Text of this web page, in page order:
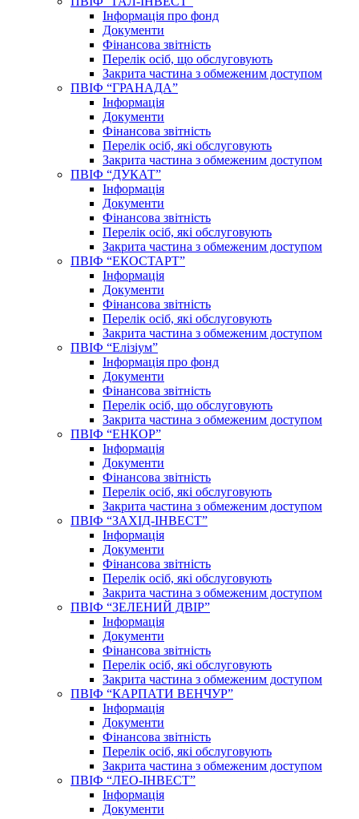
Інформація про фонд
Документи
Фінансова звітність
Перелік осіб, що обслуговують
Закрита частина з обмеженим доступом
ПВІФ “ГРАНАДА”
Інформація
Документи
Фінансова звітність
Перелік осіб, які обслуговують
Закрита частина з обмеженим доступом
ПВІФ “ДУКАТ”
Інформація
Документи
Фінансова звітність
Перелік осіб, які обслуговують
Закрита частина з обмеженим доступом
ПВІФ “ЕКОСТАРТ”
Інформація
Документи
Фінансова звітність
Перелік осіб, які обслуговують
Закрита частина з обмеженим доступом
ПВІФ “Елізіум”
Інформація про фонд
Документи
Фінансова звітність
Перелік осіб, що обслуговують
Закрита частина з обмеженим доступом
ПВІФ “ЕНКОР”
Інформація
Документи
Фінансова звітність
Перелік осіб, які обслуговують
Закрита частина з обмеженим доступом
ПВІФ “ЗАХІД-ІНВЕСТ”
Інформація
Документи
Фінансова звітність
Перелік осіб, які обслуговують
Закрита частина з обмеженим доступом
ПВІФ “ЗЕЛЕНИЙ ДВІР”
Інформація
Документи
Фінансова звітність
Перелік осіб, які обслуговують
Закрита частина з обмеженим доступом
ПВІФ “КАРПАТИ ВЕНЧУР”
Інформація
Документи
Фінансова звітність
Перелік осіб, які обслуговують
Закрита частина з обмеженим доступом
ПВІФ “ЛЕО-ІНВЕСТ”
Інформація
Документи